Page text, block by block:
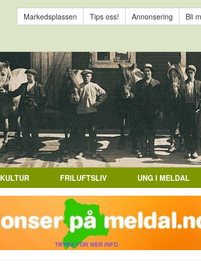
Markedsplassen Tips oss! Annonsering Bli
KULTUR FRILUFTSLIV UNG I MELDAL